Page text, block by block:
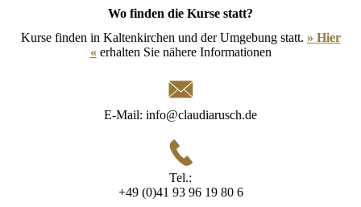
Wo finden die Kurse statt?
Kurse finden in Kalten­kirchen und der Um­ge­bung statt. » Hier
«erhalten Sie nähere Informationen
E-Mail: info@claudiarusch.de
Tel.:
+49 (0)41 93 96 19 80 6